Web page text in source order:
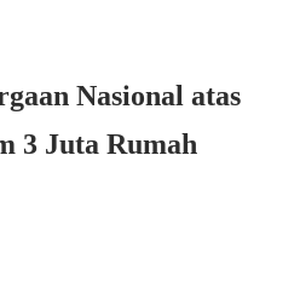
Nasional atas
3 Juta Rumah